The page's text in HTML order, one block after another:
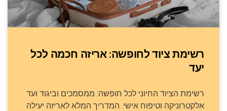
רשימת ציוד לחופשה: אריזה חכמה לכל
יעד
רשימת הציוד החיוני לכל חופשה: ממסמכים וביגוד ועד
אלקטרוניקה וטיפוח אישי. המדריך המלא לאריזה יעילה